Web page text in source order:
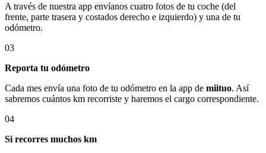
A través de nuestra app envíanos cuatro fotos de tu coche (del
frente, parte trasera y costados derecho e izquierdo) y una de tu
odómetro.
03
Reporta tu odómetro
Cada mes envía una foto de tu odómetro en la app de miituo. Así
sabremos cuántos km recorriste y haremos el cargo correspondiente.
04
Si recorres muchos km